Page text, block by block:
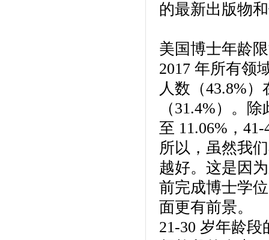
的最新出版物
美国博士年龄
2017 年所有领
人数（43.8%
（31.4%）。
至 11.06%，
所以，虽然我
越好。这是因
前完成博士学
面更有前景。
21-30 岁年龄